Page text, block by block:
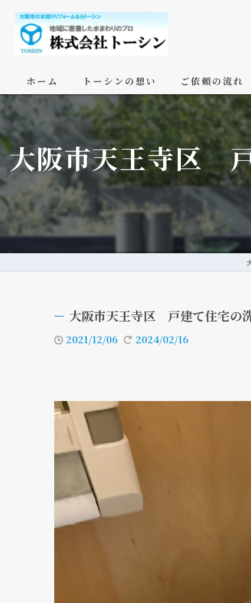
ホーム トーシンの想い ご依頼の流れ
大阪市天王寺区
大阪市天王寺区 戸建て住宅の
2021/12/06 2024/02/16